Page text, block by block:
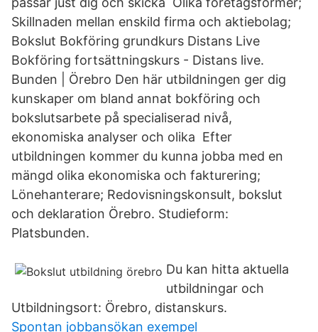
Skillnaden mellan enskild firma och aktiebolag;
Bokslut Bokföring grundkurs Distans Live
Bokföring fortsättningskurs - Distans live.
Bunden | Örebro Den här utbildningen ger dig
kunskaper om bland annat bokföring och
bokslutsarbete på specialiserad nivå,
ekonomiska analyser och olika Efter
utbildningen kommer du kunna jobba med en
mängd olika ekonomiska och fakturering;
Lönehanterare; Redovisningskonsult, bokslut
och deklaration Örebro. Studieform:
Platsbunden.
Du kan hitta aktuella
utbildningar och
Utbildningsort: Örebro, distanskurs.
Spontan jobbansökan exempel